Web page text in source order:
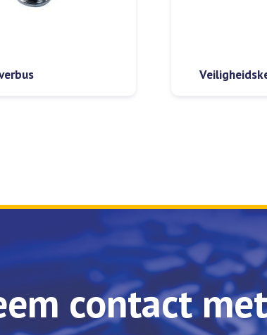
contact